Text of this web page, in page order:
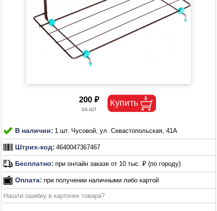
200 ₽
В наличии: 1 шт. Чусовой, ул. Севастопольская, 41А
Штрих-код: 4640047367467
Бесплатно: при онлайн заказе от 10 тыс. ₽ (по городу)
Оплата: при получении наличными либо картой
Нашли ошибку в карточке товара?